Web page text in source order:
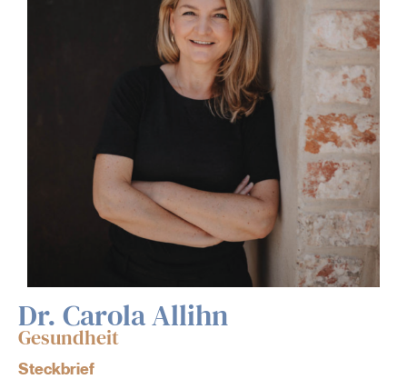
Dr. Carola Allihn
Gesundheit
Steckbrief